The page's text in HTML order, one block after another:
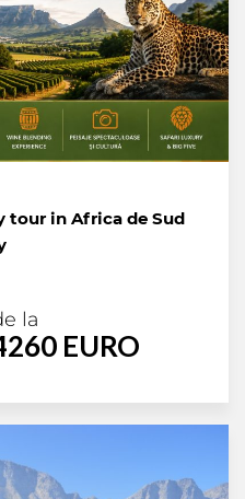
tour in Africa de Sud
la
EURO